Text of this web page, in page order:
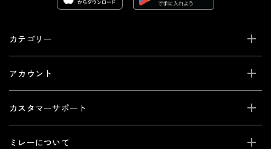
カテゴリー
アカウント
カスタマーサポート
ミレーについて